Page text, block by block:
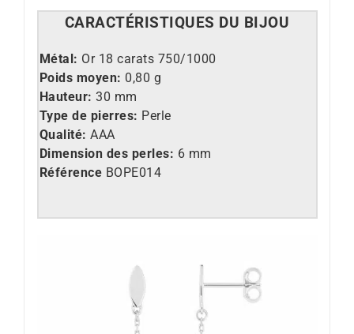
CARACTÉRISTIQUES DU BIJOU
Métal: Or 18 carats 750/1000
Poids moyen: 0,80 g
Hauteur: 30 mm
Type de pierres: Perle
Qualité: AAA
Dimension des perles: 6 mm
Référence BOPE014